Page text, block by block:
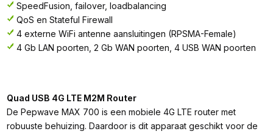
SpeedFusion, failover, loadbalancing
QoS en Stateful Firewall
4 externe WiFi antenne aansluitingen (RPSMA-Female)
4 Gb LAN poorten, 2 Gb WAN poorten, 4 USB WAN poorten
Quad USB 4G LTE M2M Router
De Pepwave MAX 700 is een mobiele 4G LTE router met
robuuste behuizing. Daardoor is dit apparaat geschikt voor de